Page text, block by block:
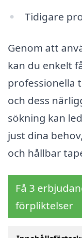
Tidigare
Genom att
kan du enkelt
professionella
och dess
sökning kan
just dina
och hållbar
Få 3
förpliktelser